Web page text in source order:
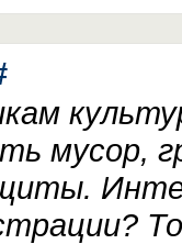
мусор,